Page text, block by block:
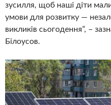
зусилля, щоб наші діти
умови для розвитку —
викликів сьогодення”, –
Білоусов.